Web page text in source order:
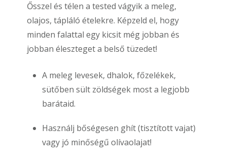
Ősszel és télen a tested vágyik a meleg,
olajos, tápláló ételekre. Képzeld el, hogy
minden falattal egy kicsit még jobban és
jobban éleszteget a belső tüzedet!
A meleg levesek, dhalok, főzelékek,
sütőben sült zöldségek most a legjobb
barátaid.
Használj bőségesen ghít (tisztított vajat)
vagy jó minőségű olívaolajat!